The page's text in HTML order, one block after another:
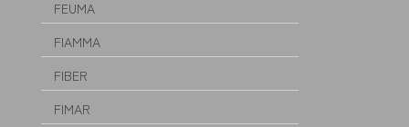
FEUMA
FIAMMA
FIBER
FIMAR